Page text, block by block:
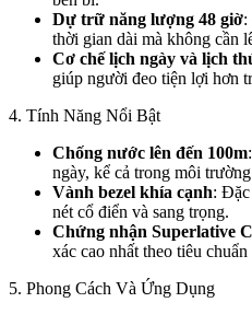
Dự trữ năng lượng 48 giờ:
thời gian dài mà không cần
Cơ chế lịch ngày và lịch
giúp người đeo tiện lợi hơn
4. Tính Năng Nổi Bật
Chống nước lên đến 100m
ngày, kể cả trong môi
Vành bezel khía cạnh: Đặc
nét cổ điển và sang trọng.
Chứng nhận Superlative
xác cao nhất theo tiêu
5. Phong Cách Và Ứng Dụng